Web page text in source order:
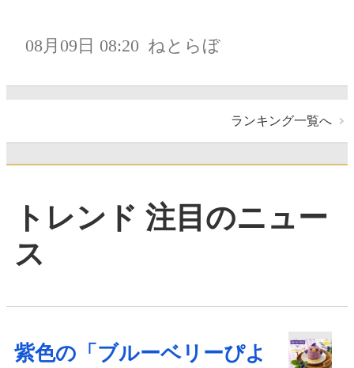
08月09日 08:20 ねとらぼ
ランキング一覧へ
トレンド 注目のニュー
ス
紫色の「ブルーベリーぴよ